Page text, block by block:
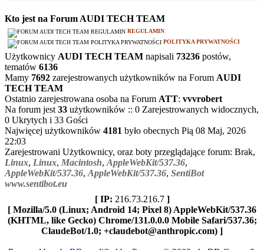
Kto jest na Forum AUDI TECH TEAM
REGULAMIN
POLITYKA PRYWATNOŚCI
Użytkownicy AUDI TECH TEAM napisali 73236 postów,
tematów 6136
Mamy 7692 zarejestrowanych użytkowników na Forum AUDI
TECH TEAM
Ostatnio zarejestrowana osoba na Forum ATT: vvvrobert
Na forum jest 33 użytkowników :: 0 Zarejestrowanych widocznych,
0 Ukrytych i 33 Gości
Najwięcej użytkowników 4181 było obecnych Pią 08 Maj, 2026
22:03
Zarejestrowani Użytkownicy, oraz boty przeglądające forum: Brak,
Linux, Linux, Macintosh, AppleWebKit/537.36,
AppleWebKit/537.36, AppleWebKit/537.36, SentiBot
www.sentibot.eu
[ IP: 216.73.216.7 ]
[ Mozilla/5.0 (Linux; Android 14; Pixel 8) AppleWebKit/537.36
(KHTML, like Gecko) Chrome/131.0.0.0 Mobile Safari/537.36;
ClaudeBot/1.0; +claudebot@anthropic.com) ]